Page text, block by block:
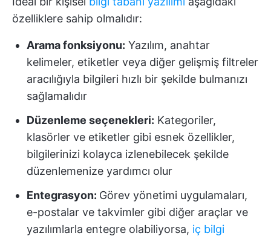
özelliklere sahip olmalıdır:
Arama fonksiyonu: Yazılım, anahtar
kelimeler, etiketler veya diğer gelişmiş filtreler
aracılığıyla bilgileri hızlı bir şekilde bulmanızı
sağlamalıdır
Düzenleme seçenekleri: Kategoriler,
klasörler ve etiketler gibi esnek özellikler,
bilgilerinizi kolayca izlenebilecek şekilde
düzenlemenize yardımcı olur
Entegrasyon: Görev yönetimi uygulamaları,
e-postalar ve takvimler gibi diğer araçlar ve
yazılımlarla entegre olabiliyorsa, iç bilgi